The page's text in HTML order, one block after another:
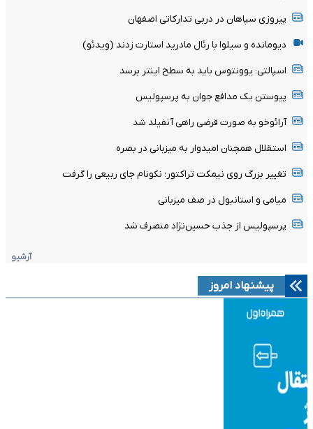
پیروزی سپاهان در دربی تدارکاتی اصفهان
دیومانده و سیلوا با رئال مادرید استارت زدند (ویدئو)
اسپالتی: یوونتوس باید به سطح اینتر برسد
پیوستن یک مدافع جوان به پرسپولیس
آرائوخو به صورت قرضی راهی آنفیلد شد
استقلال همچنان امیدوار به میزبانی در بصره
تغییر بزرگ روی نیمکت تراکتور؛ نکونام جای ربیعی را گرفت
میامی و استانبول در صف میزبانی
پرسپولیس از جذب حسین‌نژاد منصرف شد
آرشیو
پیشنهاد امروز